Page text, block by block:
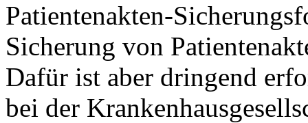
Patientenakten-
Sicherung von
Dafür ist aber dringend
bei der